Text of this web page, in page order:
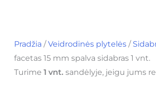
Pradžia /Veidrodinės plytelės /
facetas 15 mm spalva sidabras 1 vnt.
Turime1 vnt. sandėlyje, jeigu jums